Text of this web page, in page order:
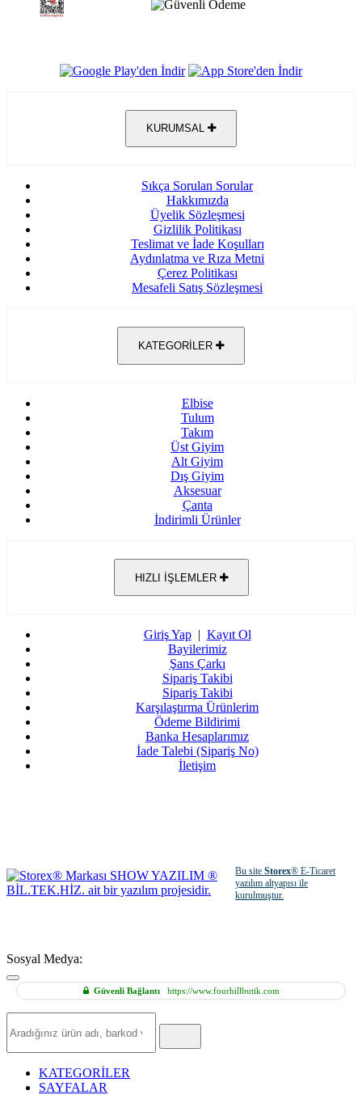
KURUMSAL
Sıkça Sorulan Sorular
Hakkımızda
Üyelik Sözleşmesi
Gizlilik Politikası
Teslimat ve İade Koşulları
Aydınlatma ve Rıza Metni
Çerez Politikası
Mesafeli Satış Sözleşmesi
KATEGORİLER
Elbise
Tulum
Takım
Üst Giyim
Alt Giyim
Dış Giyim
Aksesuar
Çanta
İndirimli Ürünler
HIZLI İŞLEMLER
Giriş Yap| Kayıt Ol
Bayilerimiz
Şans Çarkı
Sipariş Takibi
Sipariş Takibi
Karşılaştırma Ürünlerim
Ödeme Bildirimi
Banka Hesaplarımız
İade Talebi (Sipariş No)
İletişim
Bu siteStorex® E-Ticaret
yazılım altyapısı ile
kurulmuştur.
Sosyal Medya:
Güvenli Bağlantıhttps://www.fourhillbutik.com
Ürün
KATEGORİLER
SAYFALAR